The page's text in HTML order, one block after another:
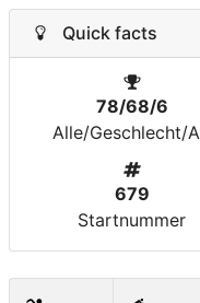
Quick facts
78/68/6
Alle/Geschlecht/
679
Startnummer